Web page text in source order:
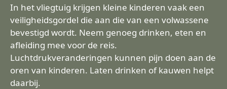
In het vliegtuig krijgen kleine kinderen vaak een
veiligheidsgordel die aan die van een volwassene
bevestigd wordt. Neem genoeg drinken, eten en
afleiding mee voor de reis.
Luchtdrukveranderingen kunnen pijn doen aan de
oren van kinderen. Laten drinken of kauwen helpt
daarbij.